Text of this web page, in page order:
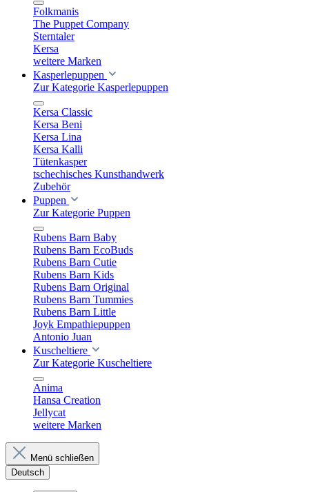
Folkmanis
The Puppet Company
Sterntaler
Kersa
weitere Marken
Kasperlepuppen
Zur Kategorie Kasperlepuppen
Kersa Classic
Kersa Beni
Kersa Lina
Kersa Kalli
Tütenkasper
tschechisches Kunsthandwerk
Zubehör
Puppen
Zur Kategorie Puppen
Rubens Barn Baby
Rubens Barn EcoBuds
Rubens Barn Cutie
Rubens Barn Kids
Rubens Barn Original
Rubens Barn Tummies
Rubens Barn Little
Joyk Empathiepuppen
Antonio Juan
Kuscheltiere
Zur Kategorie Kuscheltiere
Anima
Hansa Creation
Jellycat
weitere Marken
Menü schließen
Deutsch